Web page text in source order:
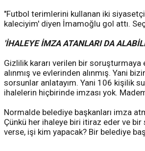
"Futbol terimlerini kullanan iki
kaleciyim' diyen İmamoğlu gol attı.
'İHALEYE İMZA ATANLARI DA
Gizlilik kararı verilen bir
alınmış ve evlerinden alınmış. Yani
sorsunlar anlatayım. Yani 106 kişilik
ihalelerin hiçbirinde imzası yok.
Normalde belediye başkanları imza
Çünkü her ihaleye biri itiraz eder ve bir
verse, işi kim yapacak? Bir belediye